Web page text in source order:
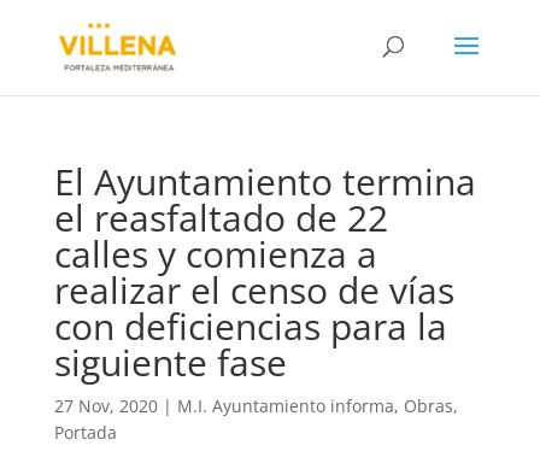
El Ayuntamiento termina
el reasfaltado de 22
calles y comienza a
realizar el censo de vías
con deficiencias para la
siguiente fase
27 Nov, 2020| M.I. Ayuntamiento informa, Obras,
Portada